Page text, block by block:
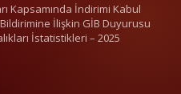
Kapsamında İndirimi Kabul
İlişkin GİB Duyurusu
İstatistikleri – 2025